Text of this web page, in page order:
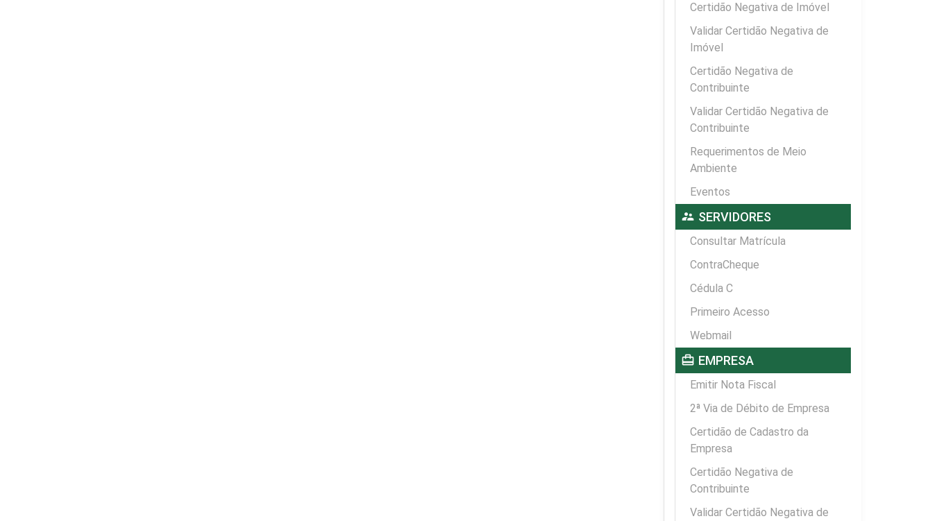
Certidão Negativa de Imóvel
Validar Certidão Negativa de
Imóvel
Certidão Negativa de
Contribuinte
Validar Certidão Negativa de
Contribuinte
Requerimentos de Meio
Ambiente
Eventos
supervisor_account SERVIDORES
Consultar Matrícula
ContraCheque
Cédula C
Primeiro Acesso
Webmail
card_travel EMPRESA
Emitir Nota Fiscal
2ª Via de Débito de Empresa
Certidão de Cadastro da
Empresa
Certidão Negativa de
Contribuinte
Validar Certidão Negativa de